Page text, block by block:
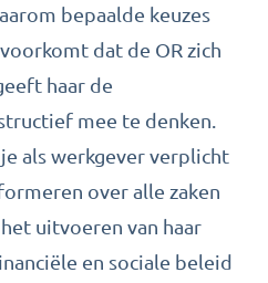
bepaalde keuzes
dat de OR zich
haar de
mee te denken.
als werkgever verplicht
over alle zaken
uitvoeren van haar
en sociale beleid